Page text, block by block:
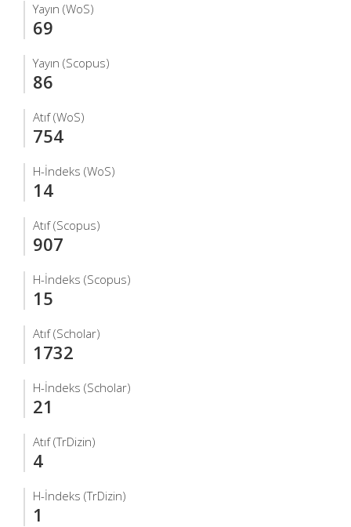
Yayın (WoS)
69
Yayın (Scopus)
86
Atıf (WoS)
754
H-İndeks (WoS)
14
Atıf (Scopus)
907
H-İndeks (Scopus)
15
Atıf (Scholar)
1732
H-İndeks (Scholar)
21
Atıf (TrDizin)
4
H-İndeks (TrDizin)
1